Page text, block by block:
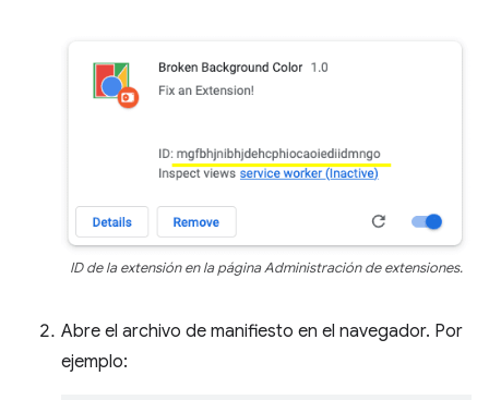
ID de la extensión en la página Administración de extensiones.
Abre el archivo de manifiesto en el navegador. Por
ejemplo: